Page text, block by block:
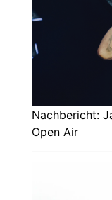
Nachbericht:
Open Air